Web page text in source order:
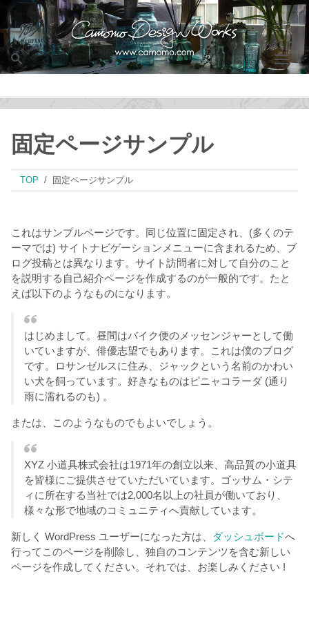
固定ページサンプル
TOP 固定ページサンプル
これはサンプルページです。同じ位置に固定され、(多くのテ
ーマでは) サイトナビゲーションメニューに含まれるため、ブ
ログ投稿とは異なります。サイト訪問者に対して自分のこと
を説明する自己紹介ページを作成するのが一般的です。たと
えば以下のようなものになります。
はじめまして。昼間はバイク便のメッセンジャーとして働
いていますが、俳優志望でもあります。これは僕のブログ
です。ロサンゼルスに住み、ジャックという名前のかわい
い犬を飼っています。好きなものはピニャコラーダ (通り
雨に濡れるのも) 。
または、このようなものでもよいでしょう。
XYZ 小道具株式会社は1971年の創立以来、高品質の小道具
を皆様にご提供させていただいています。ゴッサム・シテ
ィに所在する当社では2,000名以上の社員が働いており、
様々な形で地域のコミュニティへ貢献しています。
新しく WordPress ユーザーになった方は、 ダッシュボードへ
行ってこのページを削除し、独自のコンテンツを含む新しい
ページを作成してください。それでは、お楽しみください !